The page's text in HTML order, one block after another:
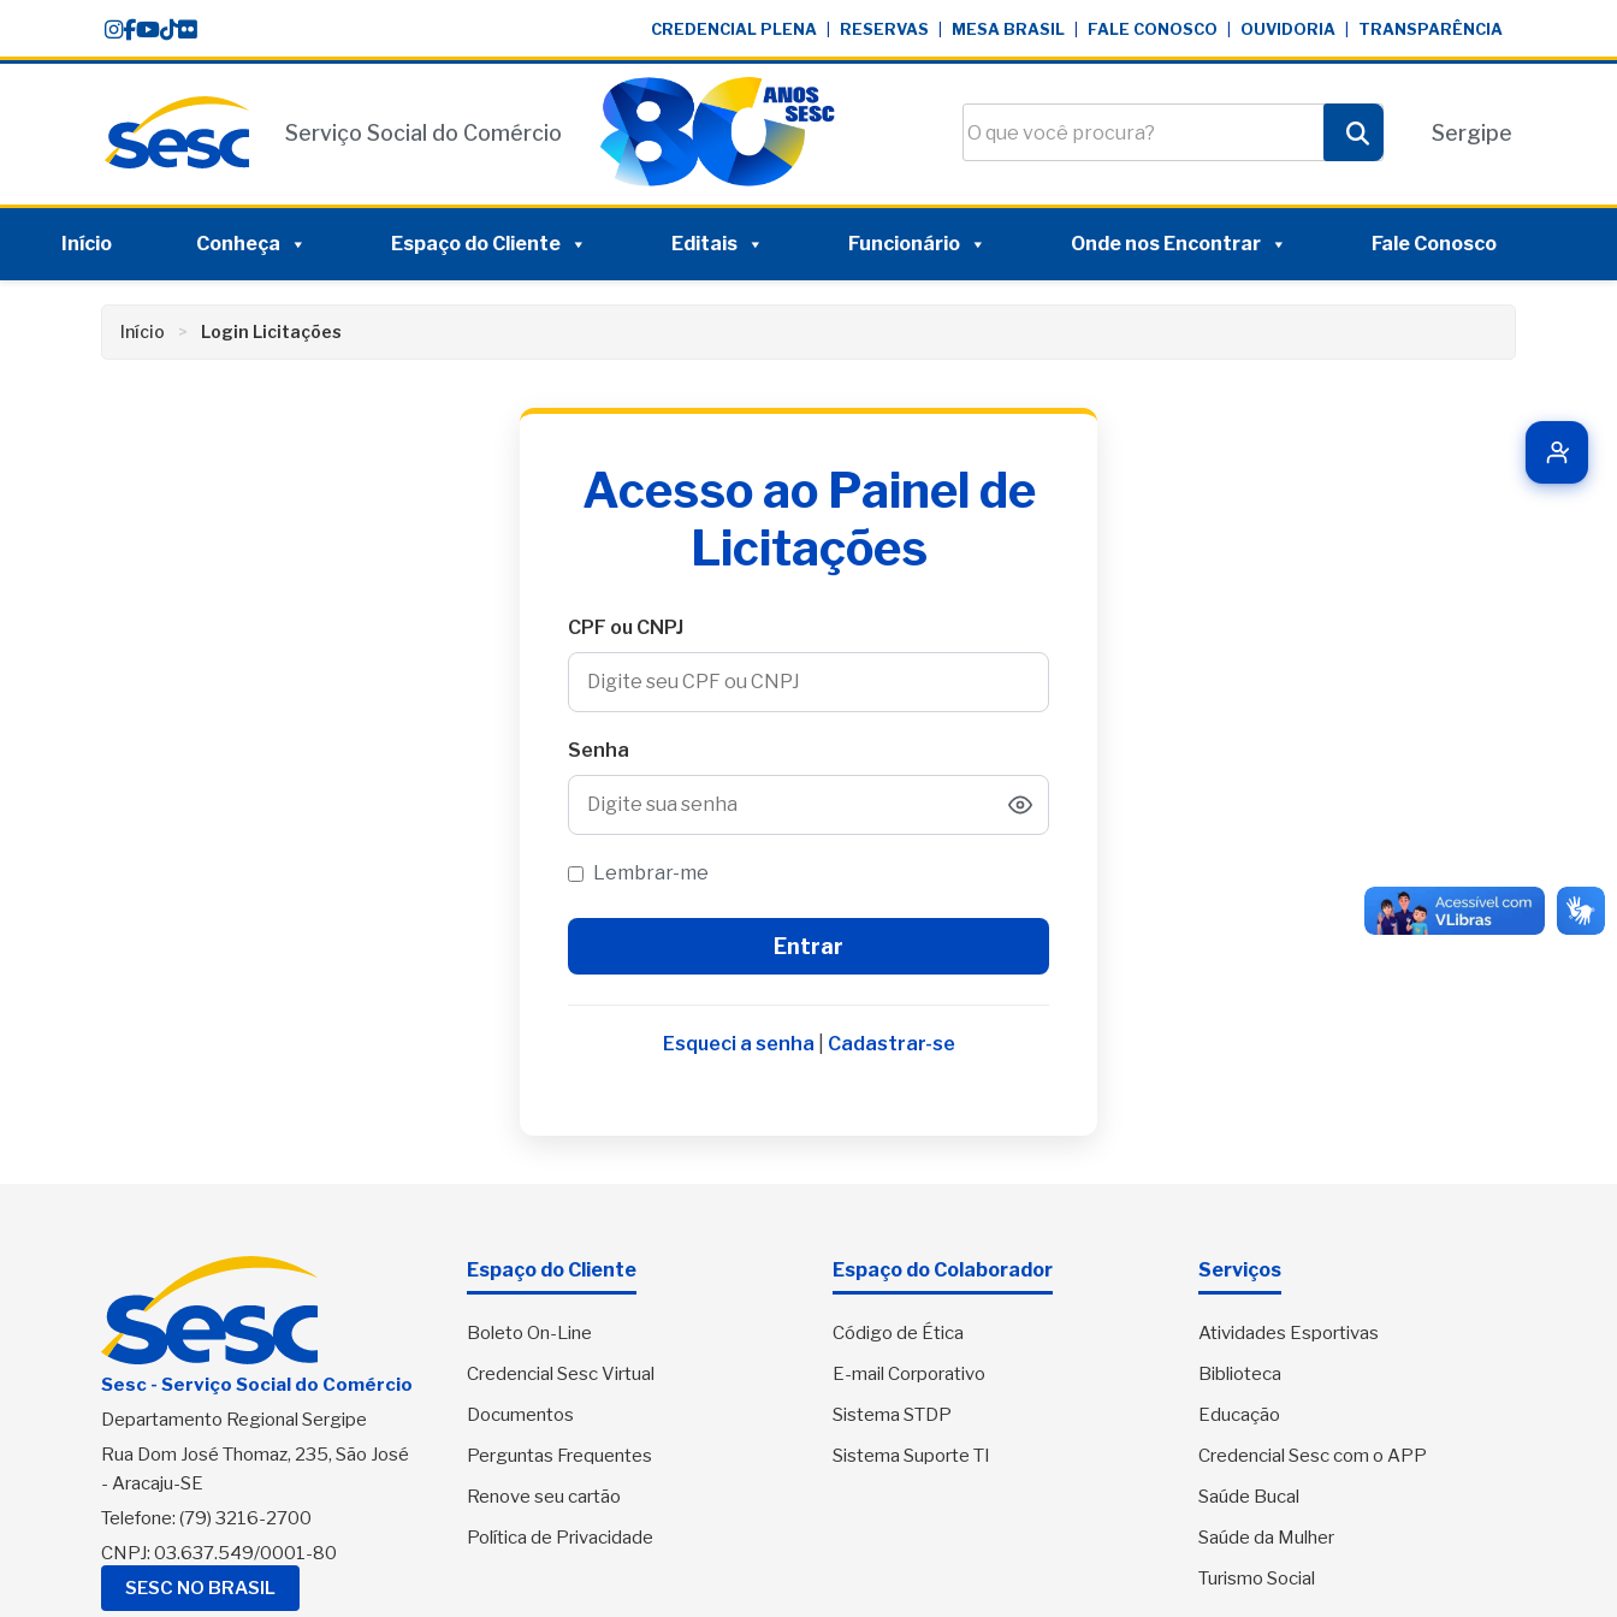
content
CREDENCIAL PLENA RESERVAS MESA BRASIL FALE CONOSCO OUVIDORIA TRANSPARÊNCIA
Serviço Social do Comércio
Pesquisar
Sergipe
Início Conheça Espaço do Cliente Editais Funcionário Onde nos Encontrar Fale Conosco
Início Login Licitações
Acesso ao Painel de
Licitações
CPF ou CNPJ
Senha
Lembrar-me
Esqueci a senha Cadastrar-se
Sesc - Serviço Social do Comércio
Departamento Regional Sergipe
Rua Dom José Thomaz, 235, São José
- Aracaju-SE
Telefone: (79) 3216-2700
CNPJ: 03.637.549/0001-80
SESC NO BRASIL
Espaço do Cliente
Boleto On-Line
Credencial Sesc Virtual
Documentos
Perguntas Frequentes
Renove seu cartão
Política de Privacidade
Espaço do Colaborador
Código de Ética
E-mail Corporativo
Sistema STDP
Sistema Suporte TI
Serviços
Atividades Esportivas
Biblioteca
Educação
Credencial Sesc com o APP
Saúde Bucal
Saúde da Mulher
Turismo Social